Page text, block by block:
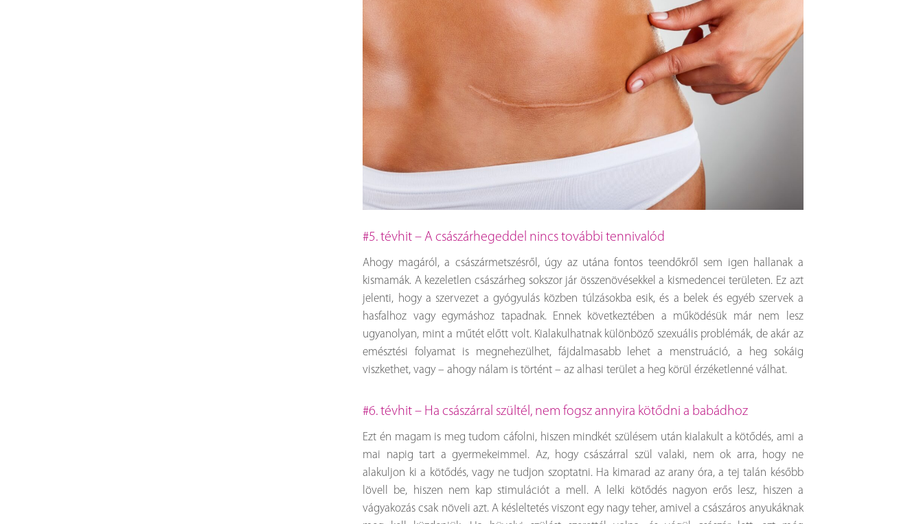
#5. tévhit – A császárhegeddel nincs további tennivalód
Ahogy magáról, a császármetszésről, úgy az utána fontos teendőkről sem igen hallanak a
kismamák. A kezeletlen császárheg sokszor jár összenövésekkel a kismedencei területen. Ez azt
jelenti, hogy a szervezet a gyógyulás közben túlzásokba esik, és a belek és egyéb szervek a
hasfalhoz vagy egymáshoz tapadnak. Ennek következtében a működésük már nem lesz
ugyanolyan, mint a műtét előtt volt. Kialakulhatnak különböző szexuális problémák, de akár az
emésztési folyamat is megnehezülhet, fájdalmasabb lehet a menstruáció, a heg sokáig
viszkethet, vagy – ahogy nálam is történt – az alhasi terület a heg körül érzéketlenné válhat.
#6. tévhit – Ha császárral szültél, nem fogsz annyira kötődni a babádhoz
Ezt én magam is meg tudom cáfolni, hiszen mindkét szülésem után kialakult a kötődés, ami a
mai napig tart a gyermekeimmel. Az, hogy császárral szül valaki, nem ok arra, hogy ne
alakuljon ki a kötődés, vagy ne tudjon szoptatni. Ha kimarad az arany óra, a tej talán később
lövell be, hiszen nem kap stimulációt a mell. A lelki kötődés nagyon erős lesz, hiszen a
vágyakozás csak növeli azt. A késleltetés viszont egy nagy teher, amivel a császáros anyukáknak